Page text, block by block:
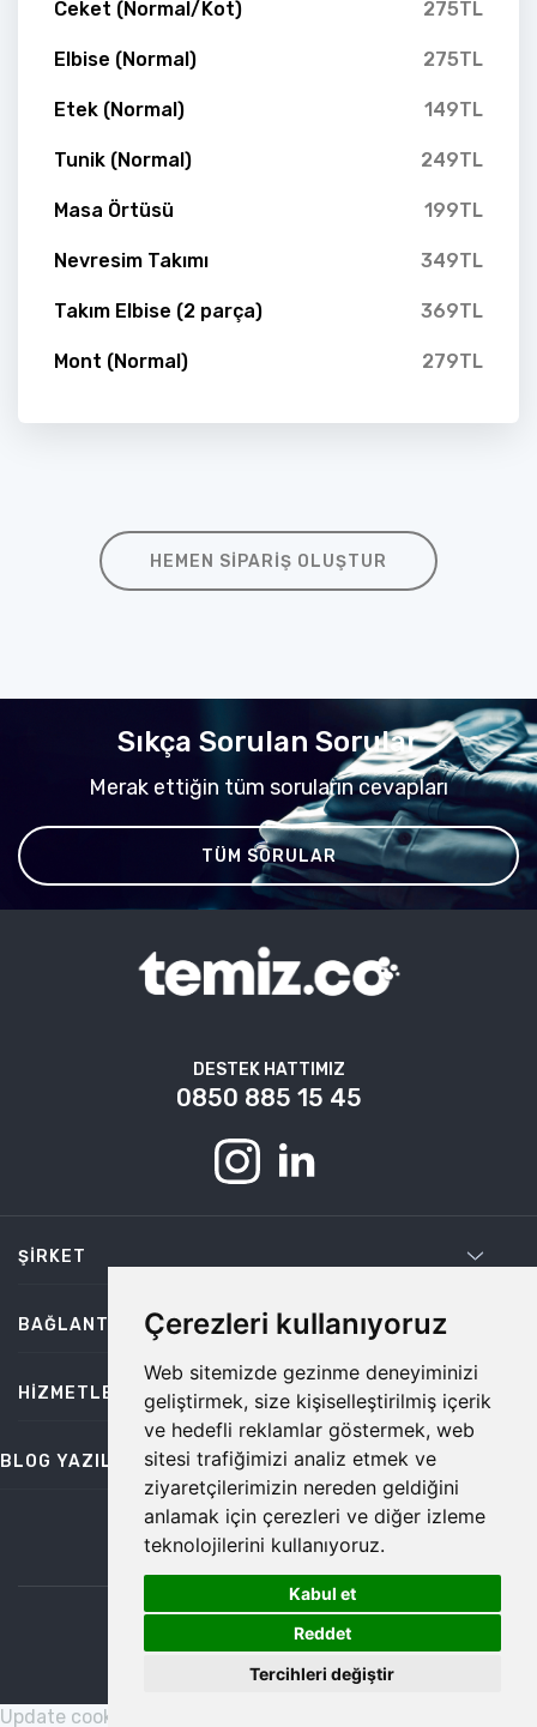
Çerezleri kullanıyoruz
Web sitemizde gezinme deneyiminizi
geliştirmek, size kişiselleştirilmiş içerik
ve hedefli reklamlar göstermek, web
sitesi trafiğimizi analiz etmek ve
ziyaretçilerimizin nereden geldiğini
anlamak için çerezleri ve diğer izleme
teknolojilerini kullanıyoruz.
Kabul et
Reddet
Tercihleri değiştir
Ceket (Normal/Kot) 275TL
Elbise (Normal) 275TL
Etek (Normal) 149TL
Tunik (Normal) 249TL
Masa Örtüsü 199TL
Nevresim Takımı 349TL
Takım Elbise (2 parça) 369TL
Mont (Normal) 279TL
HEMEN SIPARIŞ OLUŞTUR
Sıkça Sorulan Sorular
Merak ettiğin tüm soruların cevapları
TÜM SORULAR
DESTEK HATTIMIZ
0850 885 15 45
ŞIRKET
BAĞLANTILAR
HIZMETLER
BLOG YAZILARI
bilgi@temiz.co
©2026 Temiz, Her Hakkı Saklıdır.
Update cookies preferences